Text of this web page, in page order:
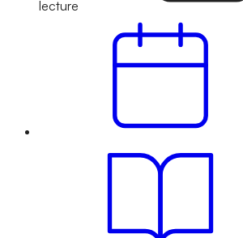
lecture